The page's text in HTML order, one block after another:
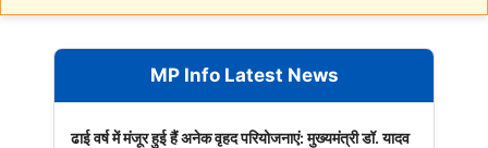
MP Info Latest News
ढाई वर्ष में मंजूर हुई हैं अनेक वृहद परियोजनाएं: मुख्यमंत्री डॉ. यादव